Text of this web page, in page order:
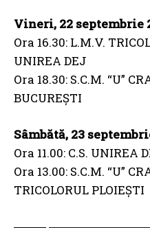
Vineri, 22 septembrie
Ora 16.30: L.M.V.
UNIREA DEJ
Ora 18.30: S.C.M. “U”
BUCUREŞTI
Sâmbătă, 23
Ora 11.00: C.S. UNIREA
Ora 13.00: S.C.M. “U”
TRICOLORUL PLOIEŞTI